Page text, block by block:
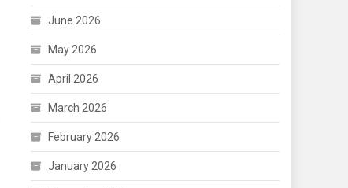
June 2026
May 2026
April 2026
March 2026
February 2026
January 2026